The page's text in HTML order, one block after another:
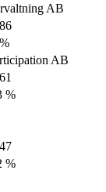
AB
AB
%
%